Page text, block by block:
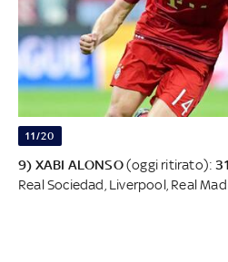
11/20
9) XABI ALONSO(oggi ritirato):
Real Sociedad, Liverpool, Real